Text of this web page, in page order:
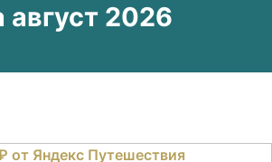
август 2026